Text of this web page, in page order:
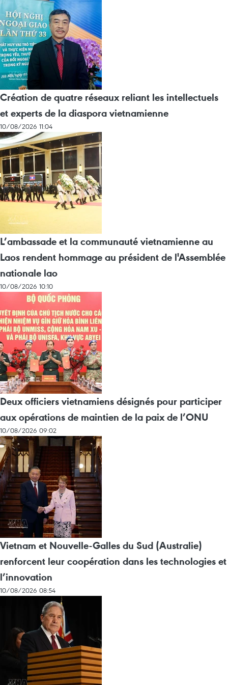
Création de quatre réseaux reliant les intellectuels
et experts de la diaspora vietnamienne
10/08/2026 11:04
L’ambassade et la communauté vietnamienne au
Laos rendent hommage au président de l'Assemblée
nationale lao
10/08/2026 10:10
Deux officiers vietnamiens désignés pour participer
aux opérations de maintien de la paix de l’ONU
10/08/2026 09:02
Vietnam et Nouvelle-Galles du Sud (Australie)
renforcent leur coopération dans les technologies et
l’innovation
10/08/2026 08:54